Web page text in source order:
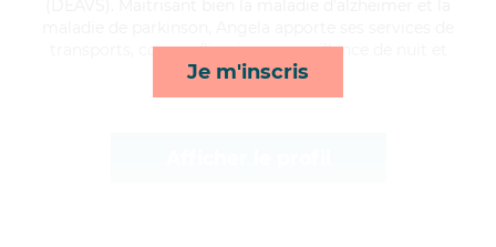
Je m'inscris
transports, courses/livraison, surveillance de nuit et
toilette/habillage*